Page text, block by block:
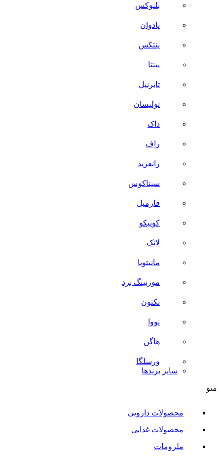
بلنوکس
پادوان
پنتکس
پینتا
تابرنیل
تولیسان
داک
راف
رانفرید
سیتاکوس
فارمیل
کوییکو
لاتک
مانیتوبا
مورنینگ برد
نکتون
نووا
هاگن
ورسلگا
سایر برند‌ها
منو
محصولات دارویی
محصولات غذایی
ملزومات